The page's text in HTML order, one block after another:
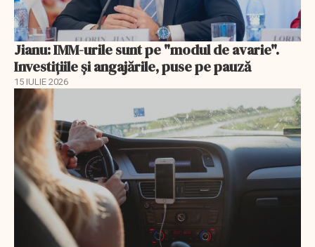
Jianu: IMM-urile sunt pe "modul de avarie".
Investițiile și angajările, puse pe pauză
15 IULIE 2026